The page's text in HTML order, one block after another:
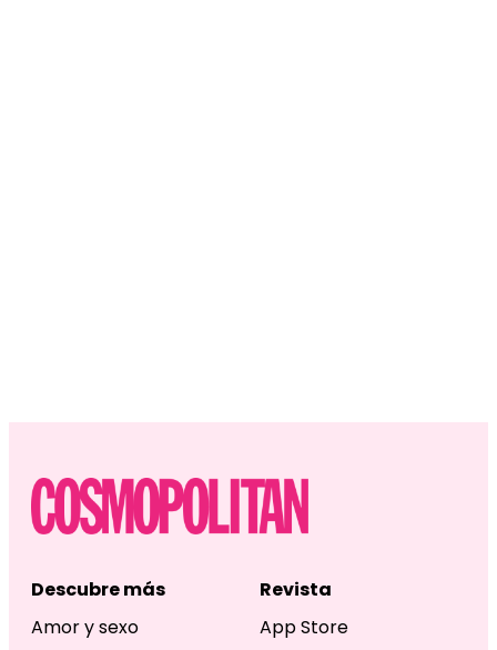
Descubre más
Amor y sexo
Revista
App Store